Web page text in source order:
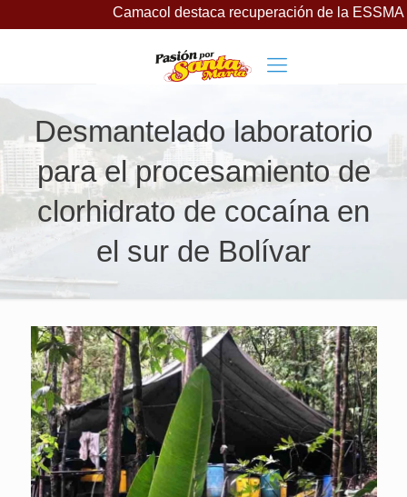
Camacol destaca recuperación de la ESSMAR, bajo
Desmantelado laboratorio
para el procesamiento de
clorhidrato de cocaína en
el sur de Bolívar